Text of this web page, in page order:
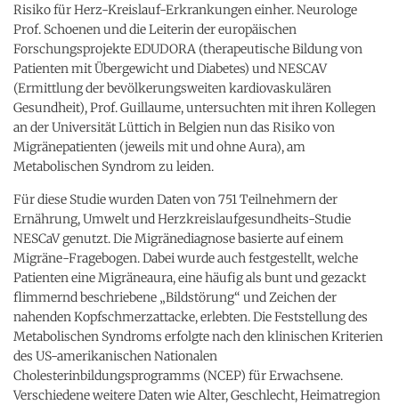
Risiko für Herz-Kreislauf-Erkrankungen einher. Neurologe
Prof. Schoenen und die Leiterin der europäischen
Forschungsprojekte EDUDORA (therapeutische Bildung von
Patienten mit Übergewicht und Diabetes) und NESCAV
(Ermittlung der bevölkerungsweiten kardiovaskulären
Gesundheit), Prof. Guillaume, untersuchten mit ihren Kollegen
an der Universität Lüttich in Belgien nun das Risiko von
Migränepatienten (jeweils mit und ohne Aura), am
Metabolischen Syndrom zu leiden.
Für diese Studie wurden Daten von 751 Teilnehmern der
Ernährung, Umwelt und Herzkreislaufgesundheits-Studie
NESCaV genutzt. Die Migränediagnose basierte auf einem
Migräne-Fragebogen. Dabei wurde auch festgestellt, welche
Patienten eine Migräneaura, eine häufig als bunt und gezackt
flimmernd beschriebene „Bildstörung“ und Zeichen der
nahenden Kopfschmerzattacke, erlebten. Die Feststellung des
Metabolischen Syndroms erfolgte nach den klinischen Kriterien
des US-amerikanischen Nationalen
Cholesterinbildungsprogramms (NCEP) für Erwachsene.
Verschiedene weitere Daten wie Alter, Geschlecht, Heimatregion